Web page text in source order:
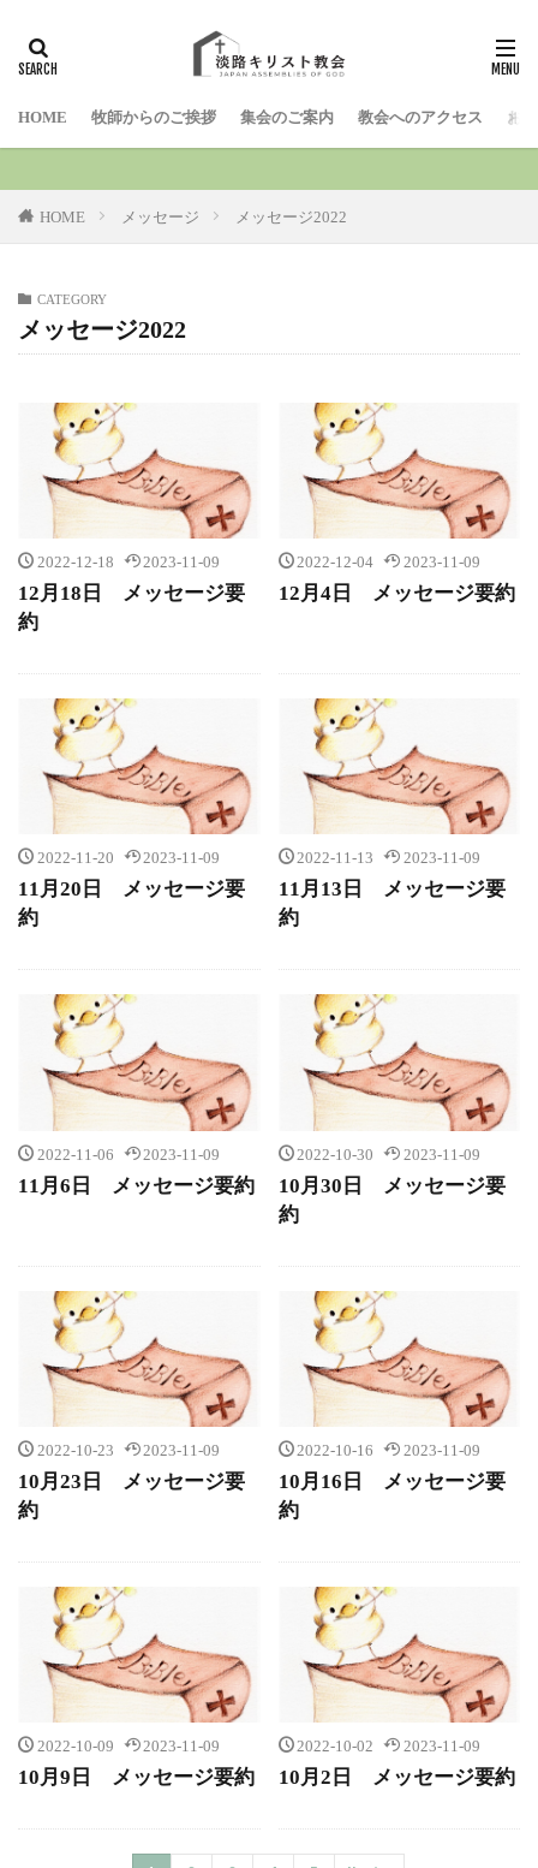
HOME 牧師からのご挨拶 集会のご案内 教会へのアクセス お
HOME メッセージ メッセージ2022
CATEGORY
メッセージ2022
2022-12-18 2023-11-09
12月18日 メッセージ要
約
2022-12-04 2023-11-09
12月4日 メッセージ要約
2022-11-20 2023-11-09
11月20日 メッセージ要
約
2022-11-13 2023-11-09
11月13日 メッセージ要
約
2022-11-06 2023-11-09
11月6日 メッセージ要約
2022-10-30 2023-11-09
10月30日 メッセージ要
約
2022-10-23 2023-11-09
10月23日 メッセージ要
約
2022-10-16 2023-11-09
10月16日 メッセージ要
約
2022-10-09 2023-11-09
10月9日 メッセージ要約
2022-10-02 2023-11-09
10月2日 メッセージ要約
検索